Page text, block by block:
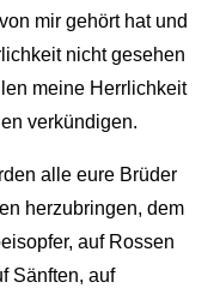
mir gehört hat und
nicht gesehen
meine Herrlichkeit
verkündigen.
alle eure Brüder
herzubringen, dem
auf Rossen
Sänften, auf